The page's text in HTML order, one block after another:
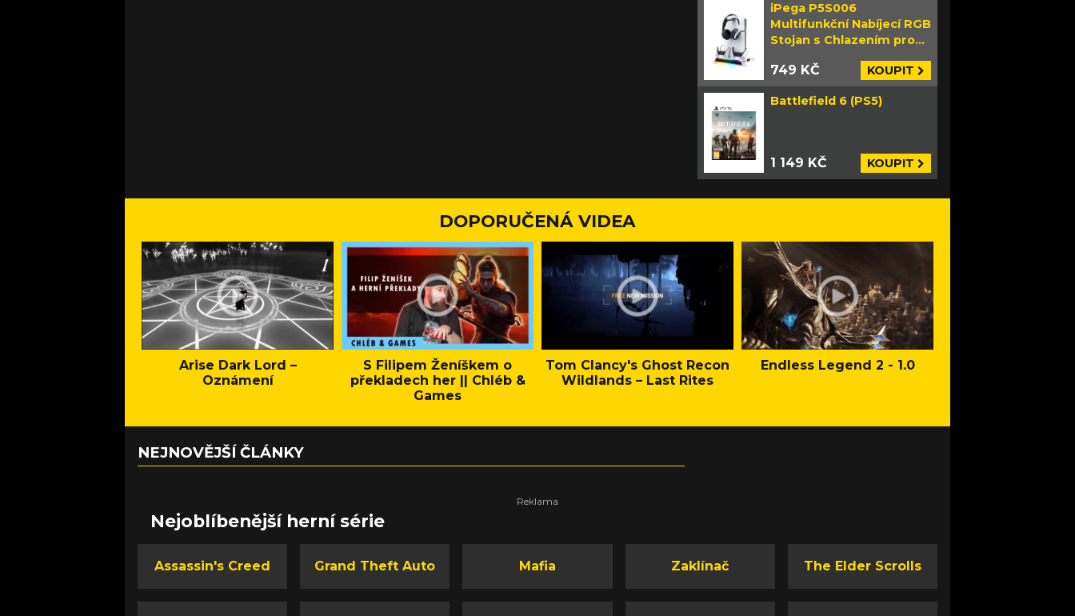
iPega P5S006
Multifunkční Nabíjecí RGB
Stojan s Chlazením pro
749 KČ KOUPIT
Battlefield 6 (PS5)
1 149 KČ KOUPIT
DOPORUČENÁ VIDEA
Arise Dark Lord –
Oznámení
S Filipem Ženíškem o
překladech her || Chléb &
Games
Tom Clancy's Ghost Recon
Wildlands – Last Rites
Endless Legend 2 - 1.0
NEJNOVĚJŠÍ ČLÁNKY
Nejoblíbenější herní série
Assassin's Creed Grand Theft Auto Mafia Zaklínač The Elder Scrolls